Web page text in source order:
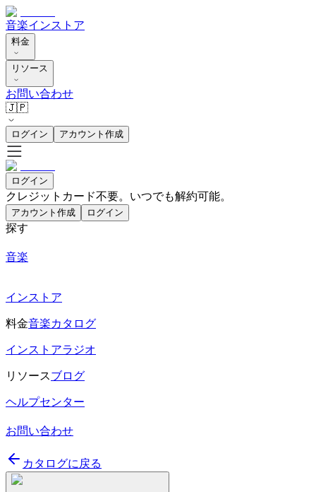
音楽インストア
料金
リソース
お問い合わせ
🇯🇵
ログイン アカウント作成
ログイン
クレジットカード不要。いつでも解約可能。
アカウント作成 ログイン
探す
音楽
インストア
料金音楽カタログ
インストアラジオ
リソースブログ
ヘルプセンター
お問い合わせ
カタログに戻る